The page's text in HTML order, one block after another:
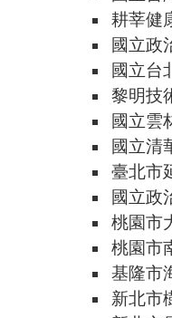
耕莘健
國立政
國立台
黎明技
國立雲
國立清
臺北市
國立政
桃園市
桃園市
基隆市
新北市